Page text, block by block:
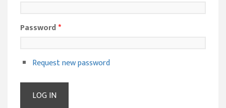
Password*
Request new password